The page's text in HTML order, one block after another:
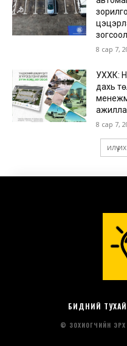
БИДНИЙ ТУХАЙ
© ЗОХИОГЧИЙН ЭРХ